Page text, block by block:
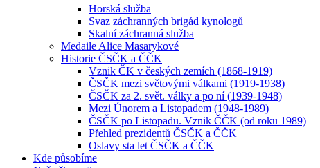
Horská služba
Svaz záchranných brigád kynologů
Skalní záchranná služba
Medaile Alice Masarykové
Historie ČSČK a ČČK
Vznik ČK v českých zemích (1868-1919)
ČSČK mezi světovými válkami (1919-1938)
ČSČK za 2. svět. války a po ní (1939-1948)
Mezi Únorem a Listopadem (1948-1989)
ČSČK po Listopadu. Vznik ČČK (od roku 1989)
Přehled prezidentů ČSČK a ČČK
Oslavy sta let ČSČK a ČČK
Kde působíme